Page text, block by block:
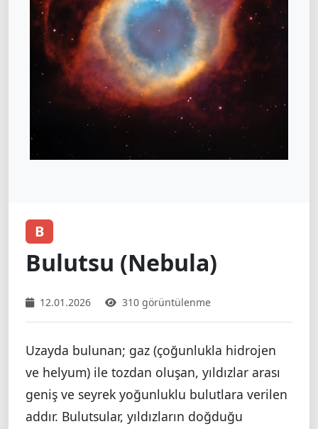
B
Bulutsu (Nebula)
12.01.2026 310 görüntülenme
Uzayda bulunan; gaz (çoğunlukla hidrojen
ve helyum) ile tozdan oluşan, yıldızlar arası
geniş ve seyrek yoğunluklu bulutlara verilen
addır. Bulutsular, yıldızların doğduğu